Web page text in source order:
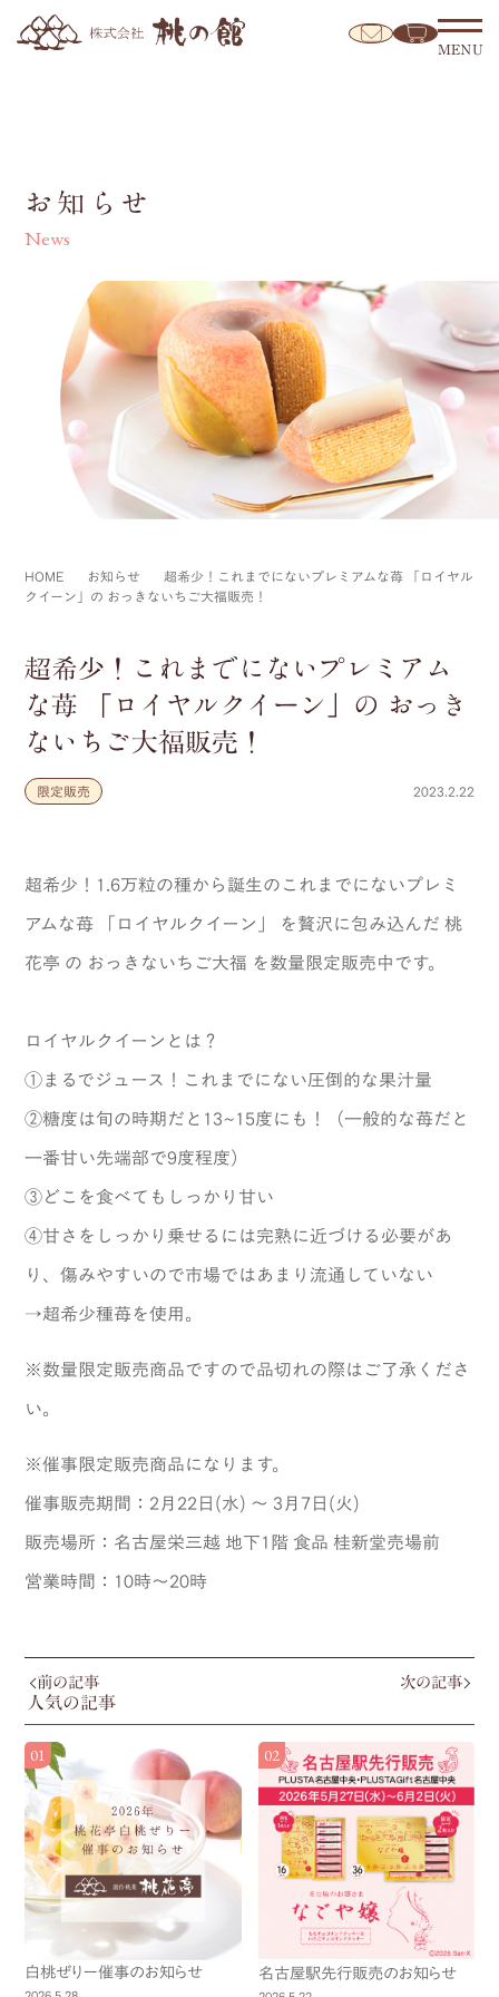
MENU
お知らせ
News
HOME お知らせ
超希少！これまでにないプレミアムな苺 「ロイヤル
クイーン」の おっきないちご大福販売！
超希少！これまでにないプレミアム
な苺 「ロイヤルクイーン」の おっき
ないちご大福販売！
限定販売 2023.2.22
超希少！1.6万粒の種から誕生のこれまでにないプレミ
アムな苺 「ロイヤルクイーン」 を贅沢に包み込んだ 桃
花亭 の おっきないちご大福 を数量限定販売中です。
ロイヤルクイーンとは？
①まるでジュース！これまでにない圧倒的な果汁量
②糖度は旬の時期だと13~15度にも！（一般的な苺だと
一番甘い先端部で9度程度）
③どこを食べてもしっかり甘い
④甘さをしっかり乗せるには完熟に近づける必要があ
り、傷みやすいので市場ではあまり流通していない
→超希少種苺を使用。
※数量限定販売商品ですので品切れの際はご了承くださ
い。
※催事限定販売商品になります。
催事販売期間：2月22日(水) ～ 3月7日(火)
販売場所：名古屋栄三越 地下1階 食品 桂新堂売場前
営業時間：10時～20時
前の記事 次の記事
人気の記事
白桃ぜりー催事のお知らせ 名古屋駅先行販売のお知らせ